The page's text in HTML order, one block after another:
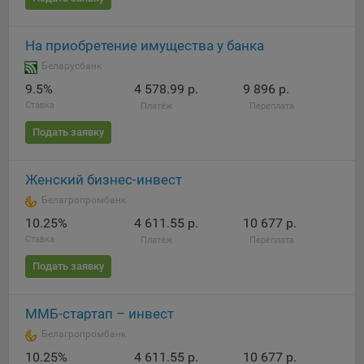
Яндекса рекламная сеть (Yandex Mobile Ads, ADFOX) -
Europe AG, Werftestrasse 4, CH-6005 Luzern, Switzerland.
Google Ads - сервис показа контекстной рекламы,
предоставляемый компанией Google Ireland Ltd, Gordon
House Barrow Street Dublin 4, D04E5W5 Ireland.
Сохранить по умолчанию
На приобретение имущества у банка
Беларусбанк
9.5%
Ставка
4 578.99 р.
Платёж
9 896 р.
Переплата
Подать заявку
Женский бизнес-инвест
Белагропромбанк
10.25%
Ставка
4 611.55 р.
Платёж
10 677 р.
Переплата
Подать заявку
ММБ-стартап – инвест
Белагропромбанк
10.25% 4 611.55 р. 10 677 р.